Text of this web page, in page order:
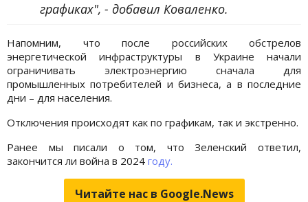
графиках", - добавил Коваленко.
Напомним, что после российских обстрелов
энергетической инфраструктуры в Украине начали
ограничивать электроэнергию сначала для
промышленных потребителей и бизнеса, а в последние
дни – для населения.
Отключения происходят как по графикам, так и экстренно.
Ранее мы писали о том, что Зеленский ответил,
закончится ли война в 2024 году.
Читайте нас в Google.News